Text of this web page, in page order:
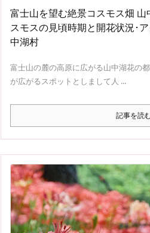
富士山を望む絶景コスモス畑
スモスの見頃時期と開花状況･
中湖村
富士山の麓の高原に広がる山中湖花の
が広がるスポットとしまして人 ...
記事を読